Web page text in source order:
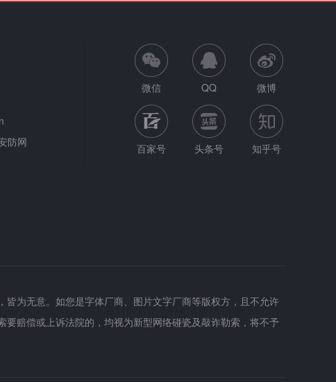
防网
微信 QQ 微博
百家号 头条号 知乎号
为无意。如您是字体厂商、图片文字厂商等版权方，且不允许
赔偿或上诉法院的，均视为新型网络碰瓷及敲诈勒索，将不予